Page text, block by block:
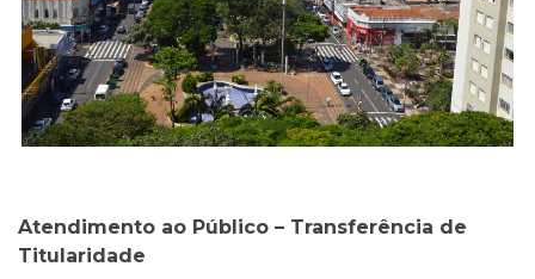
Atendimento ao Público – Transferência de
Titularidade